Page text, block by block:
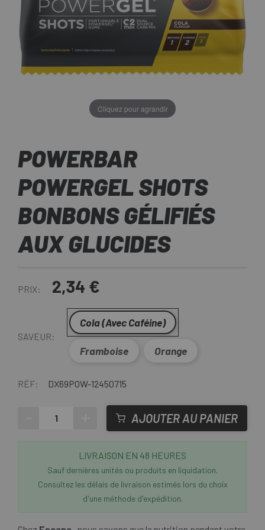
Cliquez pour agrandir
POWERBAR
POWERGEL SHOTS
BONBONS GÉLIFIÉS
AUX GLUCIDES
PRIX: 2,34 €
SAVEUR:
Cola (Avec Caféine)
Framboise Orange
RÉF: DX69POW-12450715
AJOUTER AU PANIER
LIVRAISON EN 48 HEURES
Sauf dernières unités ou produits en liquidation.
Consultez les délais de livraison estimés lors du choix
d'une méthode d'expédition.